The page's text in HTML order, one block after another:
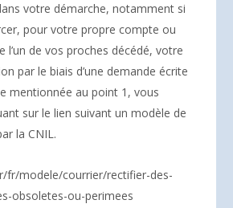
votre démarche, notamment si
pour votre propre compte ou
l’un de vos proches décédé, votre
par le biais d’une demande écrite
mentionnée au point 1, vous
sur le lien suivant un modèle de
la CNIL.
fr/modele/courrier/rectifier-des-
obsoletes-ou-perimees